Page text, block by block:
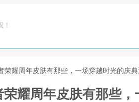
荣耀周年皮肤有那些，一场穿越时光的庆
荣耀周年皮肤有那些